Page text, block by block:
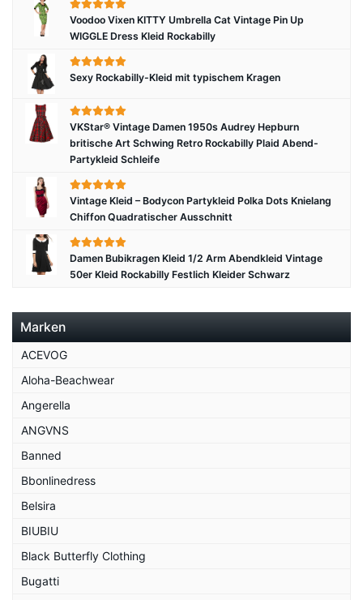
Voodoo Vixen KITTY Umbrella Cat Vintage Pin Up
WIGGLE Dress Kleid Rockabilly
Sexy Rockabilly-Kleid mit typischem Kragen
VKStar® Vintage Damen 1950s Audrey Hepburn
britische Art Schwing Retro Rockabilly Plaid Abend-
Partykleid Schleife
Vintage Kleid – Bodycon Partykleid Polka Dots Knielang
Chiffon Quadratischer Ausschnitt
Damen Bubikragen Kleid 1/2 Arm Abendkleid Vintage
50er Kleid Rockabilly Festlich Kleider Schwarz
Marken
ACEVOG
Aloha-Beachwear
Angerella
ANGVNS
Banned
Bbonlinedress
Belsira
BIUBIU
Black Butterfly Clothing
Bugatti